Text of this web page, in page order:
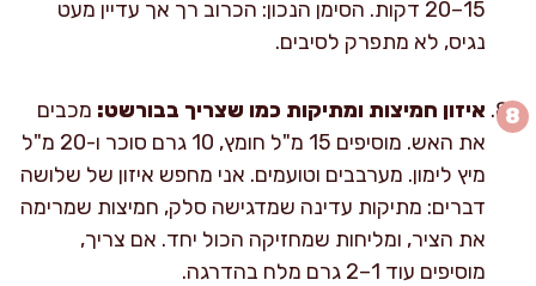
15–20 דקות. הסימן הנכון: הכרוב רך אך עדיין מעט
נגיס, לא מתפרק לסיבים.
איזון חמיצות ומתיקות כמו שצריך בבורשט: מכבים
את האש. מוסיפים 15 מ"ל חומץ, 10 גרם סוכר ו-20 מ"ל
מיץ לימון. מערבבים וטועמים. אני מחפש איזון של שלושה
דברים: מתיקות עדינה שמדגישה סלק, חמיצות שמרימה
את הציר, ומליחות שמחזיקה הכול יחד. אם צריך,
מוסיפים עוד 1–2 גרם מלח בהדרגה.